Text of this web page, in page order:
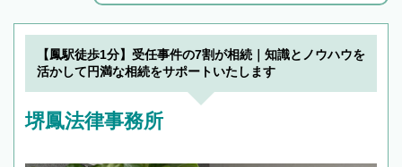
解決のみならず相続をトータルで任せることが
できます。また、相続は感情がからむ分野なの
でフィーリングも重要です。実際に電話や面談
で複数の弁護士と会話をしてウマが合う方に依
【鳳駅徒歩1分】受任事件の7割が相続｜知識とノウハウを
活かして円満な相続をサポートいたします
堺鳳法律事務所